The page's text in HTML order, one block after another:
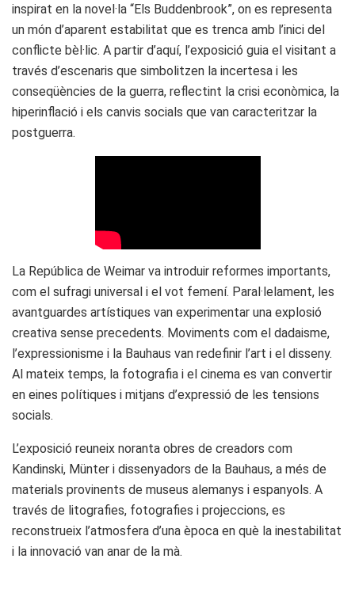
inspirat en la novel·la “Els Buddenbrook”, on es representa
un món d’aparent estabilitat que es trenca amb l’inici del
conflicte bèl·lic. A partir d’aquí, l’exposició guia el visitant a
través d’escenaris que simbolitzen la incertesa i les
conseqüències de la guerra, reflectint la crisi econòmica, la
hiperinflació i els canvis socials que van caracteritzar la
postguerra.
La República de Weimar va introduir reformes importants,
com el sufragi universal i el vot femení. Paral·lelament, les
avantguardes artístiques van experimentar una explosió
creativa sense precedents. Moviments com el dadaisme,
l’expressionisme i la Bauhaus van redefinir l’art i el disseny.
Al mateix temps, la fotografia i el cinema es van convertir
en eines polítiques i mitjans d’expressió de les tensions
socials.
L’exposició reuneix noranta obres de creadors com
Kandinski, Münter i dissenyadors de la Bauhaus, a més de
materials provinents de museus alemanys i espanyols. A
través de litografies, fotografies i projeccions, es
reconstrueix l’atmosfera d’una època en què la inestabilitat
i la innovació van anar de la mà.